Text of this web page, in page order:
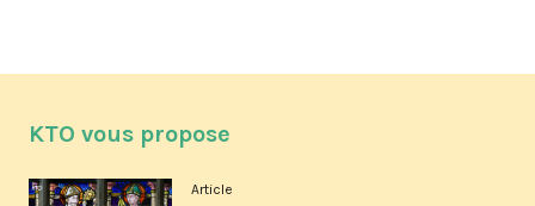
KTO vous propose
Article